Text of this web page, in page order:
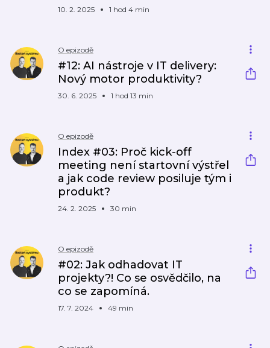
10. 2. 2025 1 hod 4 min
O epizodě
#12: AI nástroje v IT delivery:
Nový motor produktivity?
30. 6. 2025 1 hod 13 min
O epizodě
Index #03: Proč kick-off
meeting není startovní výstřel
a jak code review posiluje tým i
produkt?
24. 2. 2025 30 min
O epizodě
#02: Jak odhadovat IT
projekty?! Co se osvědčilo, na
co se zapomíná.
17. 7. 2024 49 min